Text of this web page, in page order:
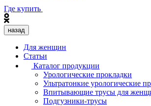
Где купить
назад
Для женщин
Статьи
Каталог продукции
Урологические прокладки
Ультратонкие урологические
Впитывающие трусы для
Подгузники-трусы